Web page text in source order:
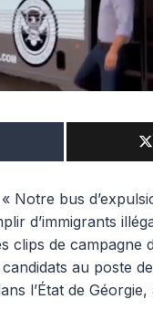
e
u
« Notre bus
d’immigrants
clips de campagne
au poste de
l’État de Géorgie,